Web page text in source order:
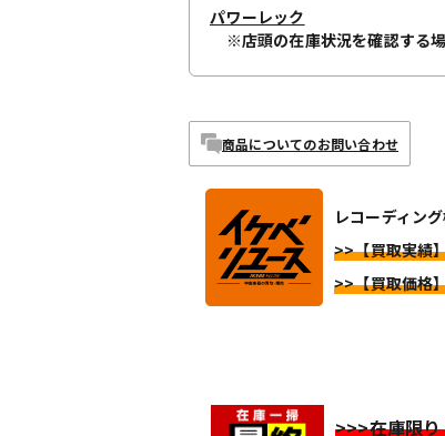
パワーレック
※店頭の在庫状況を確認する
商品についてのお問い合わせ
レコーディン
>>【買取実績
>>【買取価格
>>>在庫限